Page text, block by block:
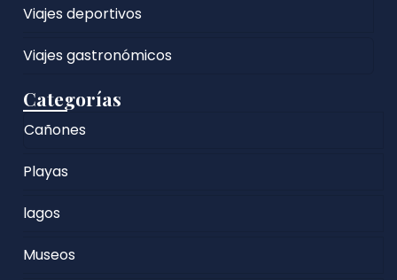
Viajes deportivos
Viajes gastronómicos
Categorías
Cañones
Playas
lagos
Museos